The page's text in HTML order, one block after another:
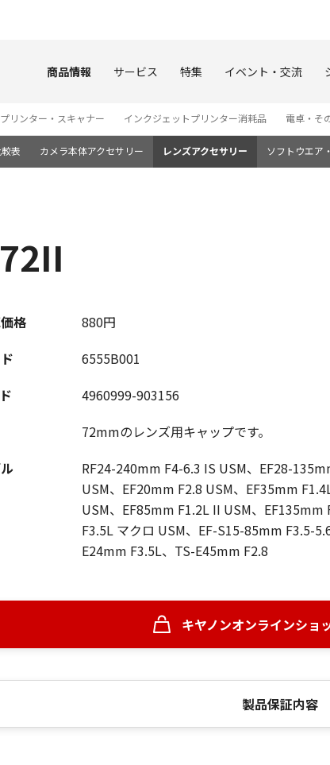
商品情報 サービス 特集 イベント・交流
プリンター・スキャナー インクジェットプリンター消耗品 電卓・そ
表 カメラ本体アクセサリー レンズアクセサリー ソフトウエア
格
880円
6555B001
4960999-903156
72mmのレンズ用キャップです。
RF24-240mm F4-6.3 IS USM、EF28-
USM、EF20mm F2.8 USM、EF35mm
USM、EF85mm F1.2L II USM、
F3.5L マクロ USM、EF-S15-85mm F3.5-
E24mm F3.5L、TS-E45mm F2.8
キヤノンオンラインショ
製品保証内容